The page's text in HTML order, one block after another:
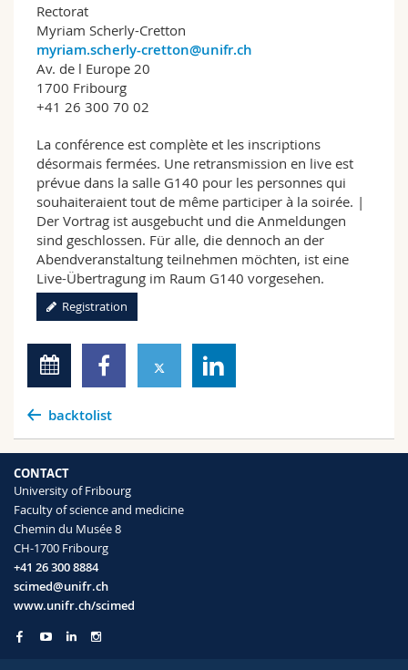
Rectorat
Myriam Scherly-Cretton
myriam.scherly-cretton@unifr.ch
Av. de l Europe 20
1700 Fribourg
+41 26 300 70 02
La conférence est complète et les inscriptions
désormais fermées. Une retransmission en live est
prévue dans la salle G140 pour les personnes qui
souhaiteraient tout de même participer à la soirée. |
Der Vortrag ist ausgebucht und die Anmeldungen
sind geschlossen. Für alle, die dennoch an der
Abendveranstaltung teilnehmen möchten, ist eine
Live-Übertragung im Raum G140 vorgesehen.
Registration
backtolist
CONTACT
University of Fribourg
Faculty of science and medicine
Chemin du Musée 8
CH-1700 Fribourg
+41 26 300 8884
scimed@unifr.ch
www.unifr.ch/scimed